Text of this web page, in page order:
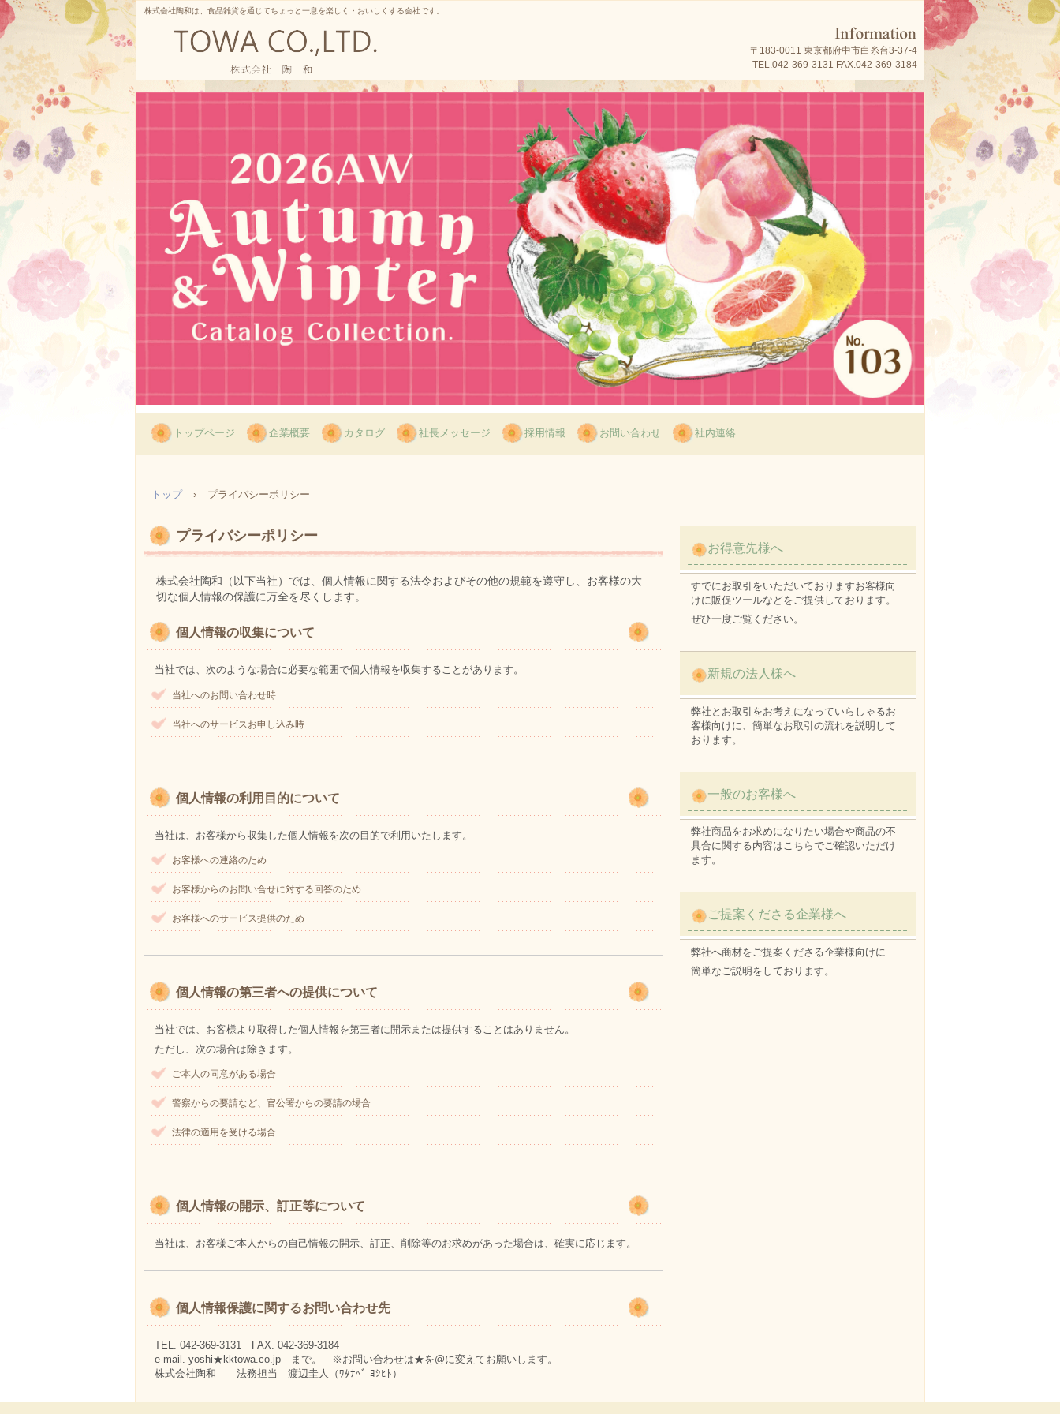
株式会社陶和
株式会社陶和は、食品雑貨を通じてちょっと一息を楽しく・おいしくする会社です。
〒183-0011 東京都府中市白糸台3-37-4
TEL.042-369-3131 FAX.042-369-3184
トップページ 企業概要 カタログ 社長メッセージ 採用情報 お問い合わせ 社内連絡
トップ › プライバシーポリシー
プライバシーポリシー
株式会社陶和（以下当社）では、個人情報に関する法令およびその他の規範を遵守し、お客様の大
切な個人情報の保護に万全を尽くします。
個人情報の収集について
当社では、次のような場合に必要な範囲で個人情報を収集することがあります。
当社へのお問い合わせ時
当社へのサービスお申し込み時
個人情報の利用目的について
当社は、お客様から収集した個人情報を次の目的で利用いたします。
お客様への連絡のため
お客様からのお問い合せに対する回答のため
お客様へのサービス提供のため
個人情報の第三者への提供について
当社では、お客様より取得した個人情報を第三者に開示または提供することはありません。
ただし、次の場合は除きます。
ご本人の同意がある場合
警察からの要請など、官公署からの要請の場合
法律の適用を受ける場合
個人情報の開示、訂正等について
当社は、お客様ご本人からの自己情報の開示、訂正、削除等のお求めがあった場合は、確実に応じます。
個人情報保護に関するお問い合わせ先
TEL. 042-369-3131 FAX. 042-369-3184
e-mail. yoshi★kktowa.co.jp まで。 ※お問い合わせは★を@に変えてお願いします。
株式会社陶和 法務担当 渡辺圭人（ﾜﾀﾅﾍﾞ ﾖｼﾋﾄ）
お得意先様へ
すでにお取引をいただいておりますお客様向
けに販促ツールなどをご提供しております。
ぜひ一度ご覧ください。
新規の法人様へ
弊社とお取引をお考えになっていらしゃるお
客様向けに、簡単なお取引の流れを説明して
おります。
一般のお客様へ
弊社商品をお求めになりたい場合や商品の不
具合に関する内容はこちらでご確認いただけ
ます。
ご提案くださる企業様へ
弊社へ商材をご提案くださる企業様向けに
簡単なご説明をしております。